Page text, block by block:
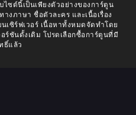
ซต์นี้เป็นเพียงตัวอย่างของการ์ตูน
งภาษา ชื่อตัวละคร และเนื้อเรื่อง
เซิร์ฟเวอร์ เนื้อหาทั้งหมดจัดทำโดย
ร์ชันดั้งเดิม โปรดเลือกซื้อการ์ตูนที่มี
ธิ์แล้ว